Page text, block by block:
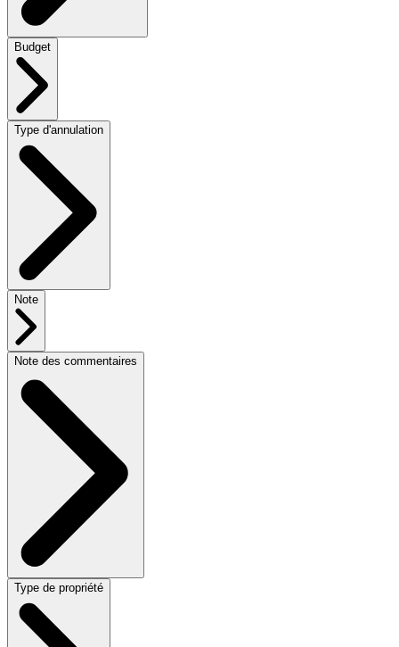
Budget
Type d'annulation
Note
Note des commentaires
Type de propriété